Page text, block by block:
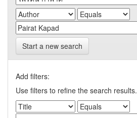
Start a new search
Add filters:
Use filters to refine the search results.